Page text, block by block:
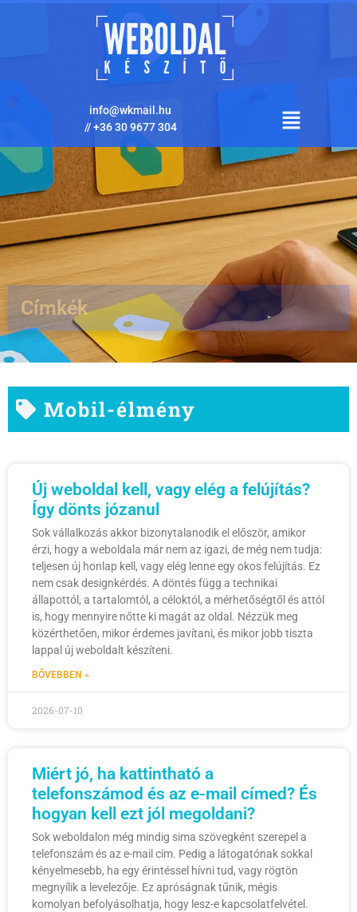
info@wkmail.hu
//+36 30 9677 304
Címkék
Mobil-élmény
Új weboldal kell, vagy elég a felújítás?
Így dönts józanul
Sok vállalkozás akkor bizonytalanodik el először, amikor
érzi, hogy a weboldala már nem az igazi, de még nem tudja:
teljesen új honlap kell, vagy elég lenne egy okos felújítás. Ez
nem csak designkérdés. A döntés függ a technikai
állapottól, a tartalomtól, a céloktól, a mérhetőségtől és attól
is, hogy mennyire nőtte ki magát az oldal. Nézzük meg
közérthetően, mikor érdemes javítani, és mikor jobb tiszta
lappal új weboldalt készíteni.
BŐVEBBEN »
2026-07-10
Miért jó, ha kattintható a
telefonszámod és az e-mail címed? És
hogyan kell ezt jól megoldani?
Sok weboldalon még mindig sima szövegként szerepel a
telefonszám és az e-mail cím. Pedig a látogatónak sokkal
kényelmesebb, ha egy érintéssel hívni tud, vagy rögtön
megnyílik a levelezője. Ez apróságnak tűnik, mégis
komolyan befolyásolhatja, hogy lesz-e kapcsolatfelvétel.